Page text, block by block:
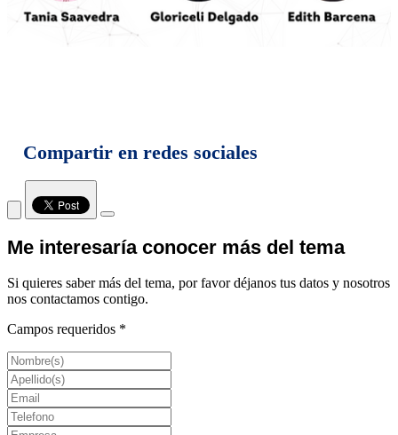
Compartir en redes sociales
Me interesaría conocer más del tema
Si quieres saber más del tema, por favor déjanos tus datos y nosotros
nos contactamos contigo.
Campos requeridos *